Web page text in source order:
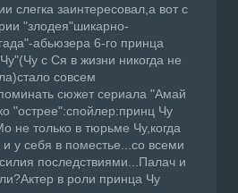
слегка заинтересовал,а вот с
"злодея"шикарно-
абьюзера 6-го принца
с Ся в жизни никогда не
совсем
сюжет сериала "Амай
"острее":спойлер:принц Чу
не только в тюрьме Чу,когда
у себя в поместье...со всеми
последствиями...Палач и
в роли принца Чу